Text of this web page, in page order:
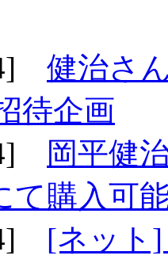
健治さ
待企画
岡平健
て購入可
[ネット]